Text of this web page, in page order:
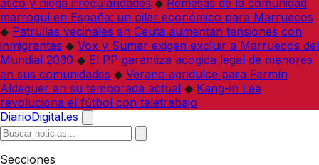
ático y niega irregularidades ◆ Remesas de la comunidad
marroquí en España: un pilar económico para Marruecos
◆ Patrullas vecinales en Ceuta aumentan tensiones con
inmigrantes ◆ Vox y Sumar exigen excluir a Marruecos del
Mundial 2030 ◆ El PP garantiza acogida legal de menores
en sus comunidades ◆ Verano agridulce para Fermín
Aldeguer en su temporada actual ◆ Kang-in Lee
revoluciona el fútbol con teletrabajo
DiarioDigital.es
Secciones